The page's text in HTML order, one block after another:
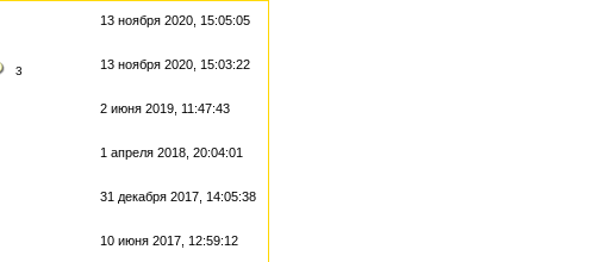
13 ноября 2020, 15:05:05
3 13 ноября 2020, 15:03:22
2 июня 2019, 11:47:43
1 апреля 2018, 20:04:01
31 декабря 2017, 14:05:38
10 июня 2017, 12:59:12